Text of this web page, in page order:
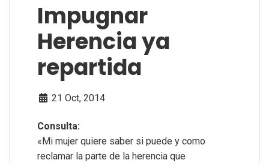
Impugnar
Herencia ya
repartida
21 Oct, 2014
Consulta:
«Mi mujer quiere saber si puede y como
reclamar la parte de la herencia que